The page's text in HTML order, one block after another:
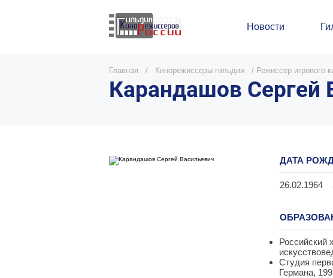
Новости
Главная / Кинорежиссеры гильдии / Режиссер игрового
Карандашов Сергей
ДАТА
26.02.1964
Российский
Студия
Германа,